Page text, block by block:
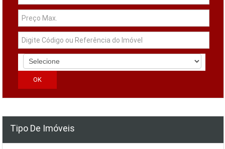
Tipo De Imóveis